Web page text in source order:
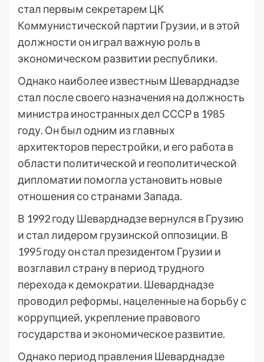
стал первым секретарем ЦК
Коммунистической партии Грузии, и в этой
должности он играл важную роль в
экономическом развитии республики.
Однако наиболее известным Шеварднадзе
стал после своего назначения на должность
министра иностранных дел СССР в 1985
году. Он был одним из главных
архитекторов перестройки, и его работа в
области политической и геополитической
дипломатии помогла установить новые
отношения со странами Запада.
В 1992 году Шеварднадзе вернулся в Грузию
и стал лидером грузинской оппозиции. В
1995 году он стал президентом Грузии и
возглавил страну в период трудного
перехода к демократии. Шеварднадзе
проводил реформы, нацеленные на борьбу с
коррупцией, укрепление правового
государства и экономическое развитие.
Однако период правления Шеварднадзе